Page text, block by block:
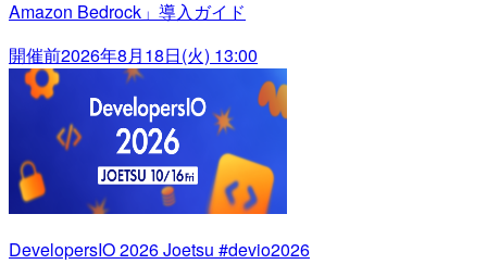
Amazon Bedrock」導入ガイド
開催前2026年8月18日(火) 13:00
DevelopersIO 2026 Joetsu #devio2026